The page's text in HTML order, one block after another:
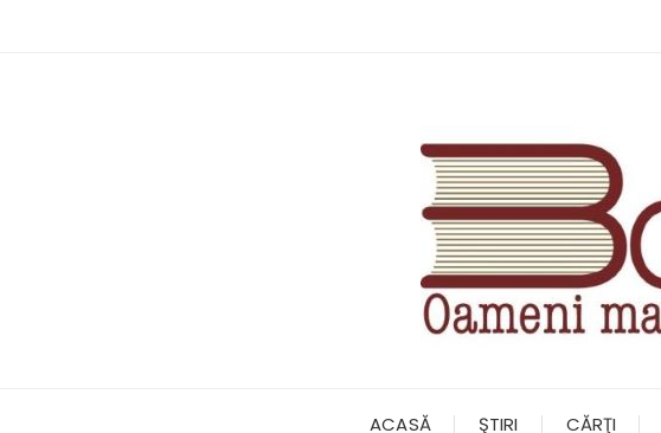
ACASĂ ŞTIRI CĂRŢI